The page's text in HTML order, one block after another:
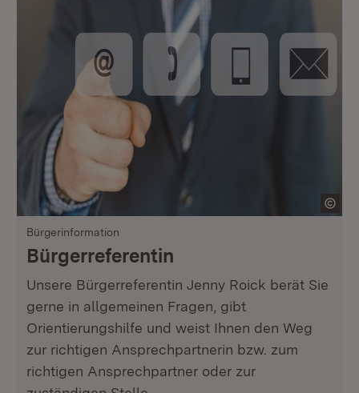
Bürgerinformation
Bürgerreferentin
Unsere Bürgerreferentin Jenny Roick berät Sie
gerne in allgemeinen Fragen, gibt
Orientierungshilfe und weist Ihnen den Weg
zur richtigen Ansprechpartnerin bzw. zum
richtigen Ansprechpartner oder zur